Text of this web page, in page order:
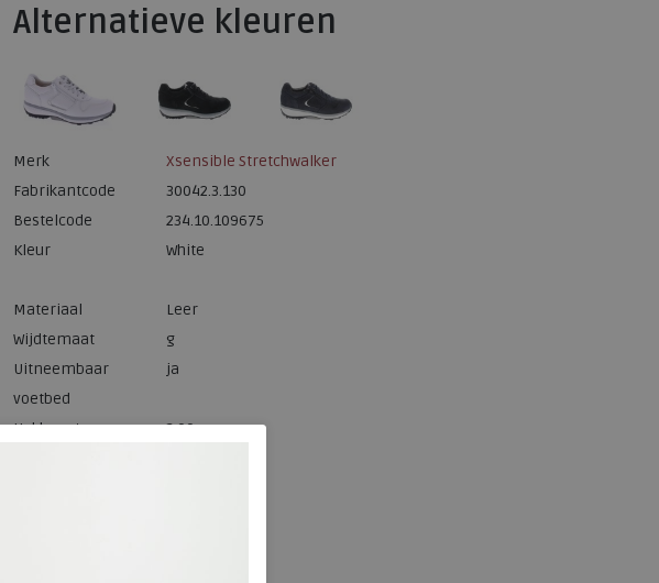
Alternatieve kleuren
Merk
Xsensible Stretchwalker
Fabrikantcode
30042.3.130
Bestelcode
234.10.109675
Kleur
White
Materiaal
Leer
Wijdtemaat
g
Uitneembaar
voetbed
ja
Hakhoogte 2.00 cm